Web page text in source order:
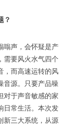
？
嗡声，会怀疑是产
需要风火水气四个
，而高速运转的风
音源。只要产品噪
对于声音敏感的家
日常生活。本次发
新三大系统，从源